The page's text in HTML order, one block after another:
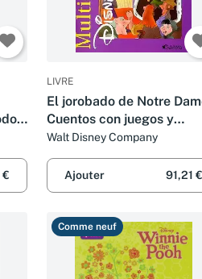
€
LIVRE
El jorobado de Notre
Cuentos con juegos y
actividades a todo color
(Multieducativos Disney)
Walt Disney Company
Ajouter 91,21 €
Comme neuf